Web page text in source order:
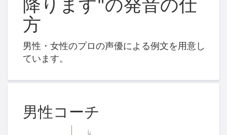
降ります"の発音の仕
方
男性・女性のプロの声優による例文を用意し
ています。
男性コーチ